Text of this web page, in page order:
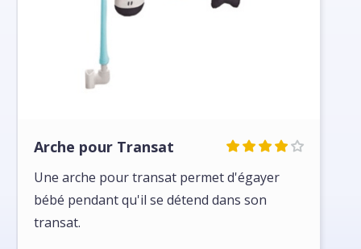
Arche pour Transat
Une arche pour transat permet d'égayer
bébé pendant qu'il se détend dans son
transat.